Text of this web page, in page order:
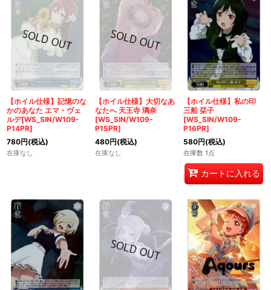
【ホイル仕様】記憶のな
かのあなた エマ・ヴェ
ルデ[WS_SIN/W109-
P14PR]
780円(税込)
在庫なし
【ホイル仕様】大切なあ
なたへ 天王寺 璃奈
[WS_SIN/W109-
P15PR]
480円(税込)
在庫なし
【ホイル仕様】私の印
三船 栞子
[WS_SIN/W109-
P16PR]
580円(税込)
在庫数 1点
カートに入れる